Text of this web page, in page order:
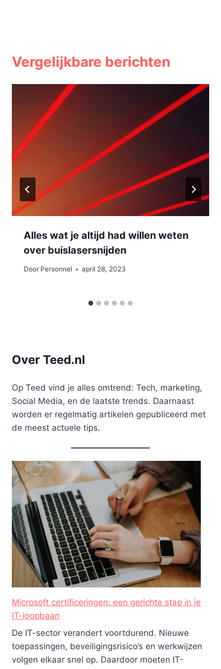
Vergelijkbare berichten
Alles wat je altijd had willen weten
over buislasersnijden
Door Personnel april 28, 2023
Over Teed.nl
Op Teed vind je alles omtrend: Tech, marketing,
Social Media, en de laatste trends. Daarnaast
worden er regelmatig artikelen gepubliceerd met
de meest actuele tips.
Microsoft certificeringen: een gerichte stap in je
IT-loopbaan
De IT-sector verandert voortdurend. Nieuwe
toepassingen, beveiligingsrisico’s en werkwijzen
volgen elkaar snel op. Daardoor moeten IT-